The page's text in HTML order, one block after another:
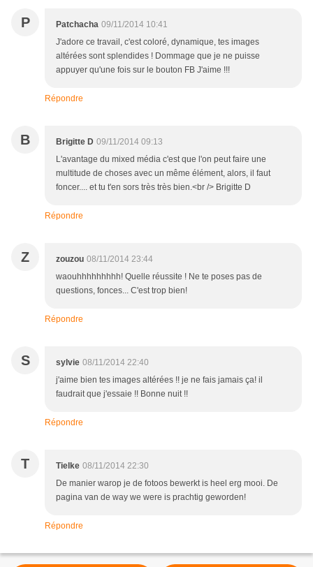
P Patchacha 09/11/2014 10:41
J'adore ce travail, c'est coloré, dynamique, tes images
altérées sont splendides ! Dommage que je ne puisse
appuyer qu'une fois sur le bouton FB J'aime !!!
Répondre
B Brigitte D 09/11/2014 09:13
L'avantage du mixed média c'est que l'on peut faire une
multitude de choses avec un même élément, alors, il faut
foncer.... et tu t'en sors très très bien.<br /> Brigitte D
Répondre
Z zouzou 08/11/2014 23:44
waouhhhhhhhhh! Quelle réussite ! Ne te poses pas de
questions, fonces... C'est trop bien!
Répondre
S sylvie 08/11/2014 22:40
j'aime bien tes images altérées !! je ne fais jamais ça! il
faudrait que j'essaie !! Bonne nuit !!
Répondre
T Tielke 08/11/2014 22:30
De manier warop je de fotoos bewerkt is heel erg mooi. De
pagina van de way we were is prachtig geworden!
Répondre